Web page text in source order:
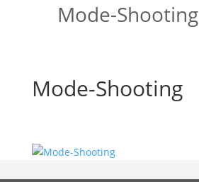
Mode-Shooting
Mode-Shooting